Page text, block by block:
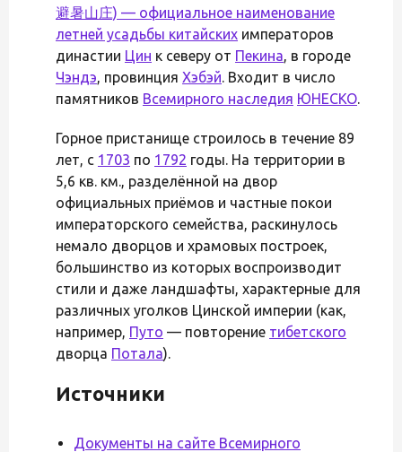
避暑山庄) — официальное наименование
летней усадьбы китайских императоров
династии Цин к северу от Пекина, в городе
Чэндэ, провинция Хэбэй. Входит в число
памятников Всемирного наследия ЮНЕСКО.
Горное пристанище строилось в течение 89
лет, с 1703 по 1792 годы. На территории в
5,6 кв. км., разделённой на двор
официальных приёмов и частные покои
императорского семейства, раскинулось
немало дворцов и храмовых построек,
большинство из которых воспроизводит
стили и даже ландшафты, характерные для
различных уголков Цинской империи (как,
например, Путо — повторение тибетского
дворца Потала).
Источники
Документы на сайте Всемирного